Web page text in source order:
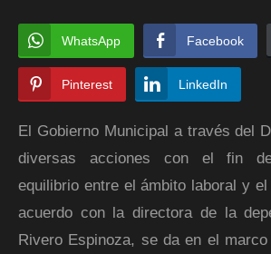
WhatsApp Facebook
Pinterest LinkedIn
El Gobierno Municipal a través del
diversas acciones con el fin
equilibrio entre el ámbito laboral y
acuerdo con la directora de la
Rivero Espinoza, se da en el